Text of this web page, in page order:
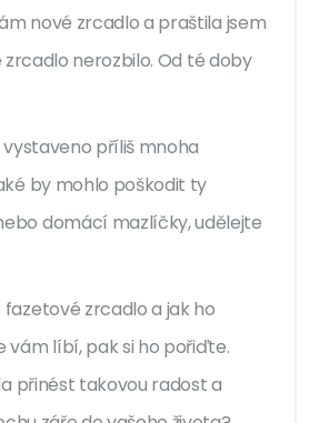
nové zrcadlo a praštila jsem
nerozbilo. Od té doby
příliš mnoha
by mohlo poškodit ty
domácí mazlíčky, udělejte
zrcadlo a jak ho
vám líbí, pak si ho pořiďte.
přinést takovou radost a